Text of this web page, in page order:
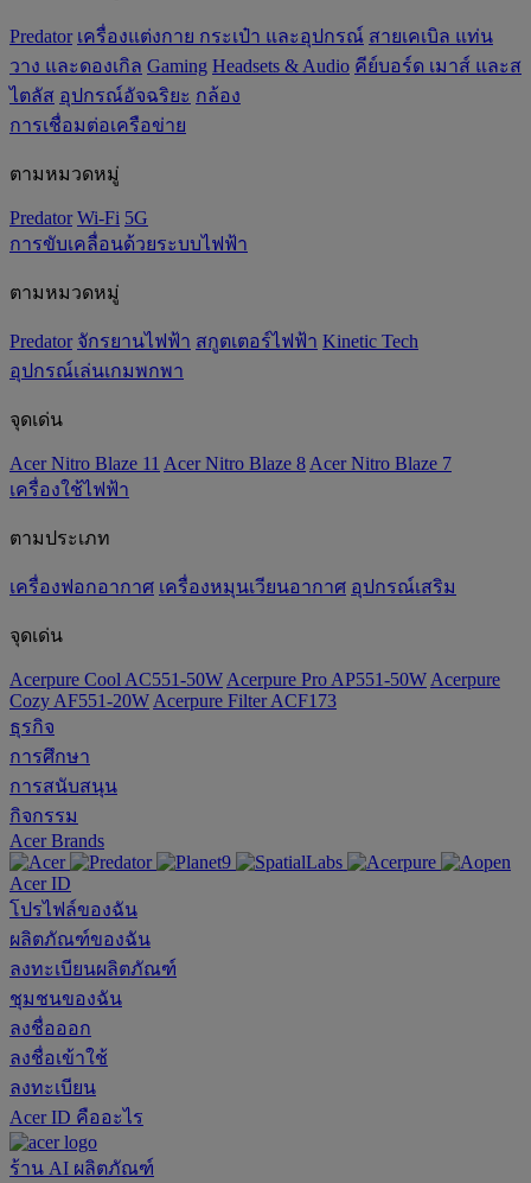
Predator เครื่องแต่งกาย กระเป๋า และอุปกรณ์ สายเคเบิล แท่น
วาง และดองเกิล Gaming ‌Headsets & Audio คีย์บอร์ด เมาส์ และส
ไตลัส อุปกรณ์อัจฉริยะ กล้อง
การเชื่อมต่อเครือข่าย
ตามหมวดหมู่
Predator Wi-Fi 5G
การขับเคลื่อนด้วยระบบไฟฟ้า
ตามหมวดหมู่
Predator จักรยานไฟฟ้า สกูตเตอร์ไฟฟ้า Kinetic Tech
อุปกรณ์เล่นเกมพกพา
จุดเด่น
Acer Nitro Blaze 11 Acer Nitro Blaze 8 Acer Nitro Blaze 7
เครื่องใช้ไฟฟ้า
ตามประเภท
เครื่องฟอกอากาศ เครื่องหมุนเวียนอากาศ อุปกรณ์เสริม
จุดเด่น
Acerpure Cool AC551-50W Acerpure Pro AP551-50W Acerpure
Cozy AF551-20W Acerpure Filter ACF173
ธุรกิจ
การศึกษา
การสนับสนุน
กิจกรรม
Acer Brands
Acer ID
โปรไฟล์ของฉัน
ผลิตภัณฑ์ของฉัน
ลงทะเบียนผลิตภัณฑ์
ชุมชนของฉัน
ลงชื่อออก
ลงชื่อเข้าใช้
ลงทะเบียน
Acer ID คืออะไร
ร้าน AI ผลิตภัณฑ์